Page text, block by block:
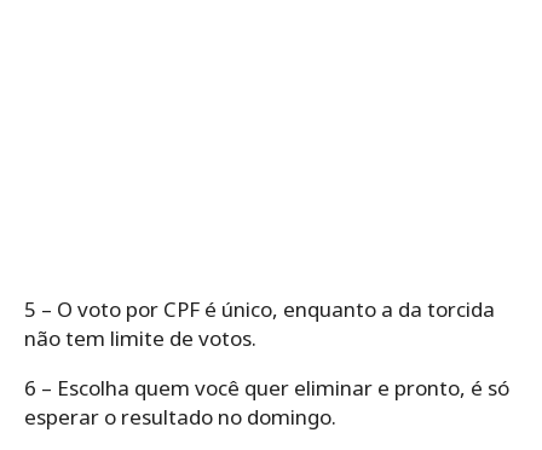
5 – O voto por CPF é único, enquanto a da torcida
não tem limite de votos.
6 – Escolha quem você quer eliminar e pronto, é só
esperar o resultado no domingo.